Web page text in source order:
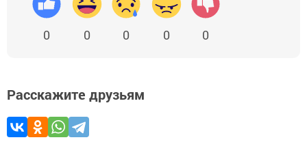
0 0 0 0 0
Расскажите друзьям